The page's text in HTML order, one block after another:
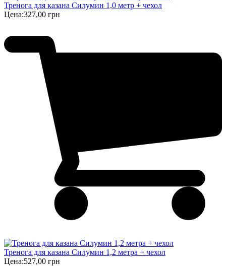
Тренога для казана Силумин 1,0 метр + чехол
Цена:327,00 грн
Тренога для казана Силумин 1,2 метра + чехол
Цена:527,00 грн